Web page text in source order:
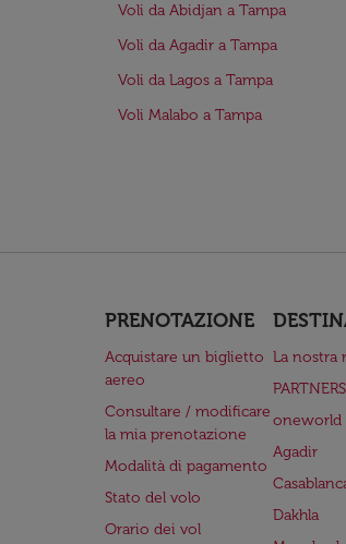
Voli da Abidjan a Tampa
Voli da Agadir a Tampa
Voli da Lagos a Tampa
Voli Malabo a Tampa
PRENOTAZIONE
Acquistare un biglietto
aereo
Consultare / modificare
la mia prenotazione
Modalità di pagamento
Stato del volo
Orario dei vol
La nostra
oneworld
Agadir
Dakhla